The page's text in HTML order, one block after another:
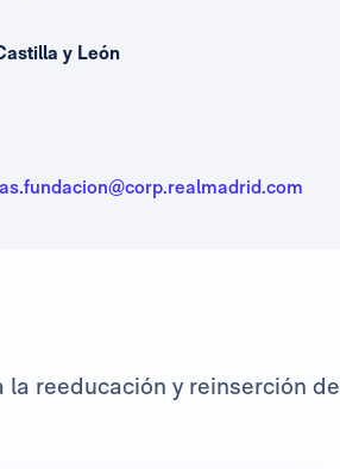
y León
reeducación y reinserción de